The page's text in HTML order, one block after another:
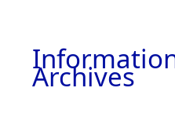
Archives